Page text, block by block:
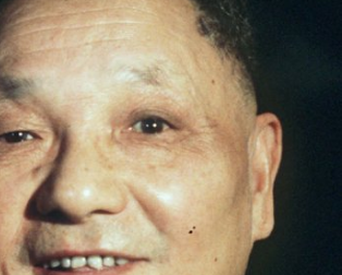
In
Lightbox
öffnen